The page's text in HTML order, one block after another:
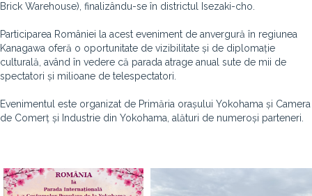
Brick Warehouse), finalizându-se în districtul Isezaki-cho.
Participarea României la acest eveniment de anvergură în regiunea
Kanagawa oferă o oportunitate de vizibilitate și de diplomație
culturală, având în vedere că parada atrage anual sute de mii de
spectatori și milioane de telespectatori.
Evenimentul este organizat de Primăria orașului Yokohama și Camera
de Comerț și Industrie din Yokohama, alături de numeroși parteneri.